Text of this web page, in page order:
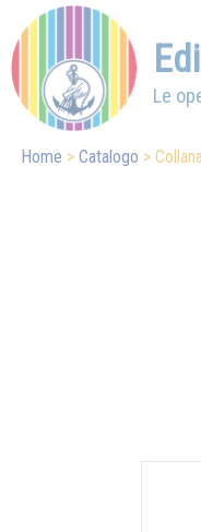
Le
Home Catalogo